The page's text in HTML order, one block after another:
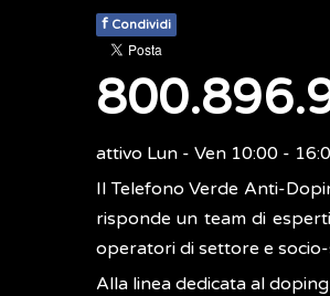
f Condividi
attivo Lun - Ven 10:00 -
Il Telefono Verde Anti-
risponde un team di
operatori di settore e
Alla linea dedicata al